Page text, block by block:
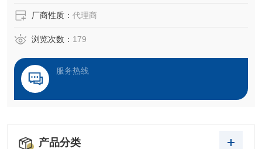
厂商性质： 代理商
浏览次数： 179
服务热线
产品分类